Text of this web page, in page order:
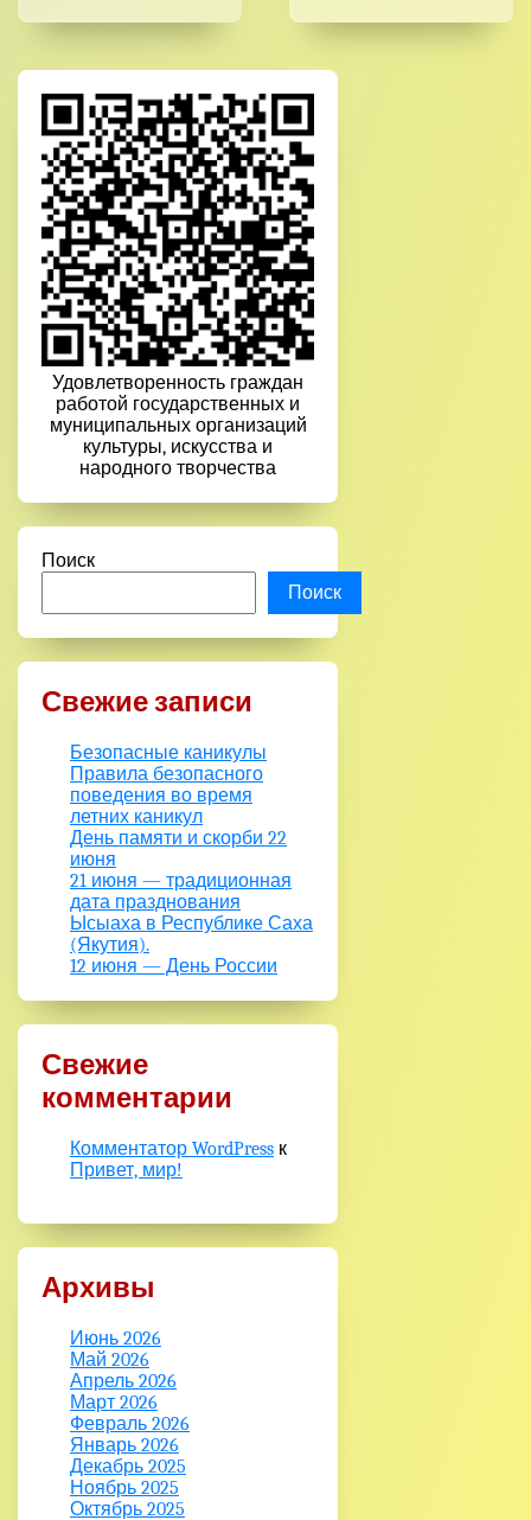
Удовлетворенность граждан
работой государственных и
муниципальных организаций
культуры, искусства и
народного творчества
Поиск
Поиск
Свежие записи
Безопасные каникулы
Правила безопасного
поведения во время
летних каникул
День памяти и скорби 22
июня
21 июня — традиционная
дата празднования
Ысыаха в Республике Саха
(Якутия).
12 июня — День России
Свежие
комментарии
Комментатор WordPress к
Привет, мир!
Архивы
Июнь 2026
Май 2026
Апрель 2026
Март 2026
Февраль 2026
Январь 2026
Декабрь 2025
Ноябрь 2025
Октябрь 2025